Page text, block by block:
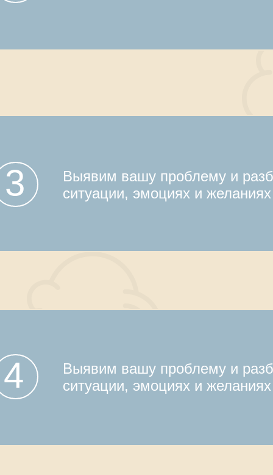
Выявим вашу проблему и
ситуации, эмоциях и желаниях
Выявим вашу проблему и
ситуации, эмоциях и желаниях
3
4